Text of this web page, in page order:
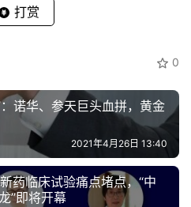
打赏
0
诺华、参天巨头血拼，黄金
2021年4月26日 13:40
药临床试验痛点堵点，“中
”即将开幕